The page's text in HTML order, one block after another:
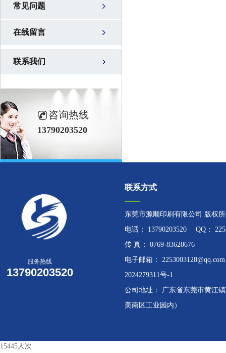
常见问题
在线留言
联系我们
咨询热线
13790203520
服务热线
13790203520
联系方式
东莞市源顺印刷有限公司 版权
电话： 13790203520 QQ：
传 真： 0769-83620676
电子邮箱：
2024279311号-1
公司地址： 广东省东莞市黄江
美南区工业园内）
15445人次